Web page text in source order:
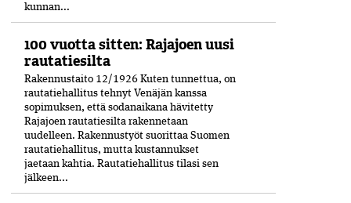
kunnan...
100 vuotta sitten: Rajajoen uusi
rautatiesilta
Rakennustaito 12/1926 Kuten tunnettua, on
rautatiehallitus tehnyt Venäjän kanssa
sopimuksen, että sodanaikana hävitetty
Rajajoen rautatiesilta rakennetaan
uudelleen. Rakennustyöt suorittaa Suomen
rautatiehallitus, mutta kustannukset
jaetaan kahtia. Rautatiehallitus tilasi sen
jälkeen...